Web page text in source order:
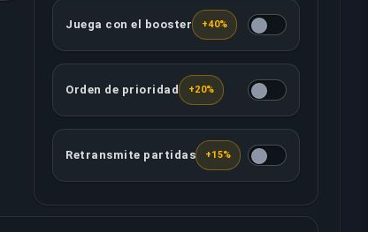
El booster asignado jugará contigo desde
Juega con el booster +40%
Esta opción asegura que tu pedido será
Orden de prioridad +20%
Tu booster asignado grabará/retransmitirá
Retransmite partidas +15%